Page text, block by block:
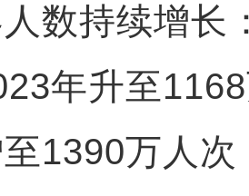
数持续增长
年升至
1390万人